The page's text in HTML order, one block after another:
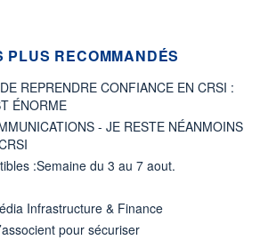
PLUS RECOMMANDÉS
REPRENDRE CONFIANCE EN CRSI :
ÉNORME
- JE RESTE NÉANMOINS
:Semaine du 3 au 7 aout.
Infrastructure & Finance
pour sécuriser